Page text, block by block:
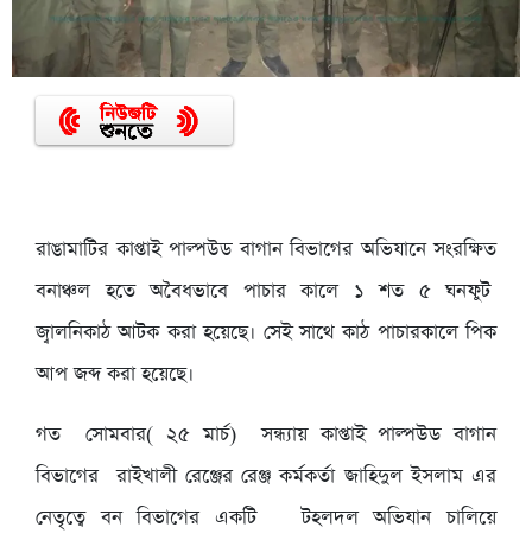
রাঙামাটির কাপ্তাই পাল্পউড বাগান বিভাগের অভিযানে সংরক্ষিত
বনাঞ্চল হতে অবৈধভাবে পাচার কালে ১ শত ৫ ঘনফুট
জ্বালনিকাঠ আটক করা হয়েছে। সেই সাথে কাঠ পাচারকালে পিক
আপ জব্দ করা হয়েছে।
গত সোমবার( ২৫ মার্চ) সন্ধ্যায় কাপ্তাই পাল্পউড বাগান
বিভাগের রাইখালী রেঞ্জের রেঞ্জ কর্মকর্তা জাহিদুল ইসলাম এর
নেতৃত্বে বন বিভাগের একটি টহলদল অভিযান চালিয়ে